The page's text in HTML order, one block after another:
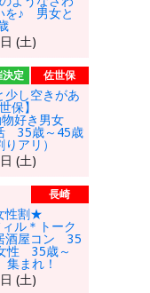
を♪ 男女と
(土)
決定 佐世保
少し空きがあ
保】
好き男女
35歳～45歳
りアリ）
(土)
長崎
性割★
ル＊トーク
酒屋コン 35
性 35歳～
まれ！
(土)